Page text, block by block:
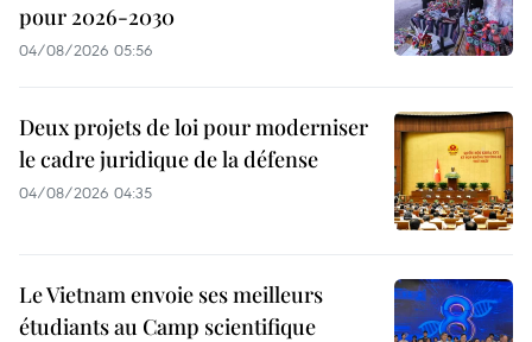
pour 2026-2030
04/08/2026 05:56
Deux projets de loi pour moderniser
le cadre juridique de la défense
04/08/2026 04:35
Le Vietnam envoie ses meilleurs
étudiants au Camp scientifique